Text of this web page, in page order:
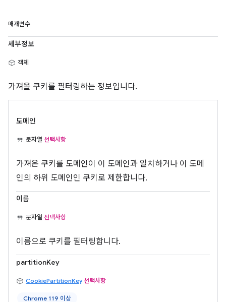
매개변수
세부정보
객체
가져올 쿠키를 필터링하는 정보입니다.
도메인
문자열 선택사항
가져온 쿠키를 도메인이 이 도메인과 일치하거나 이 도메
인의 하위 도메인인 쿠키로 제한합니다.
이름
문자열 선택사항
이름으로 쿠키를 필터링합니다.
partitionKey
CookiePartitionKey 선택사항
Chrome 119 이상